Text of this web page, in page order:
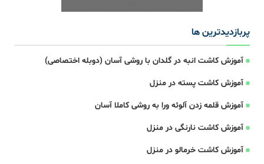
پربازدیدترین ها
آموزش کاشت انبه در گلدان با روشی آسان (دوبله اختصاصی)
آموزش کاشت پسته در منزل
آموزش قلمه زدن آلوئه ورا به روشی کاملا آسان
آموزش کاشت نارنگی در منزل
آموزش کاشت خرمالو در منزل